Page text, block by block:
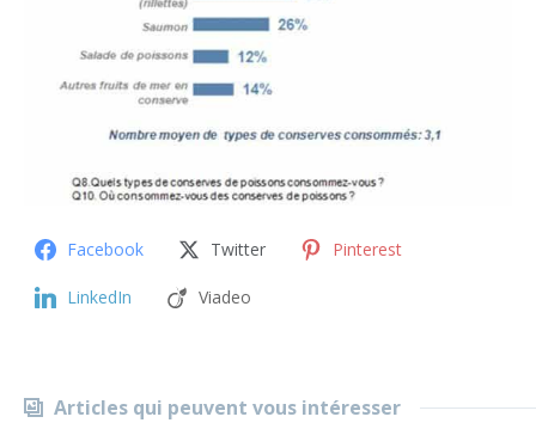
Facebook Twitter Pinterest
LinkedIn Viadeo
Articles qui peuvent vous intéresser